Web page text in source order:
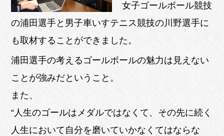
女子ゴールボール競技
の浦田選手と男子車いすテニス競技の川野選手に
も取材することができました。
浦田選手の考えるゴールボールの魅力は見えない
ことが強みだということ。
また、
“人生のゴールはメダルではなくて、その先に続く
人生において自分を磨いていかなくてはならな